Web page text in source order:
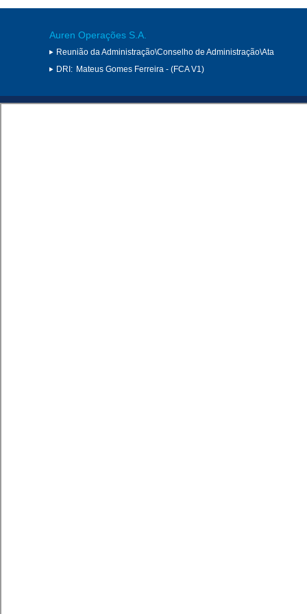
Auren Operações S.A.
Reunião da Administração\Conselho de Administração\Ata
DRI: Mateus Gomes Ferreira - (FCA V1)